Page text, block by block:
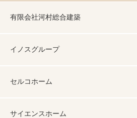
有限会社河村総合建築
イノスグループ
セルコホーム
サイエンスホーム